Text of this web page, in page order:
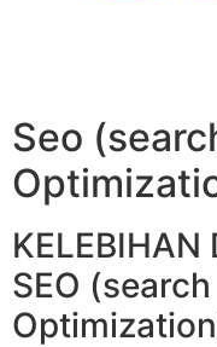
Seo
KELEBIHAN
SEO